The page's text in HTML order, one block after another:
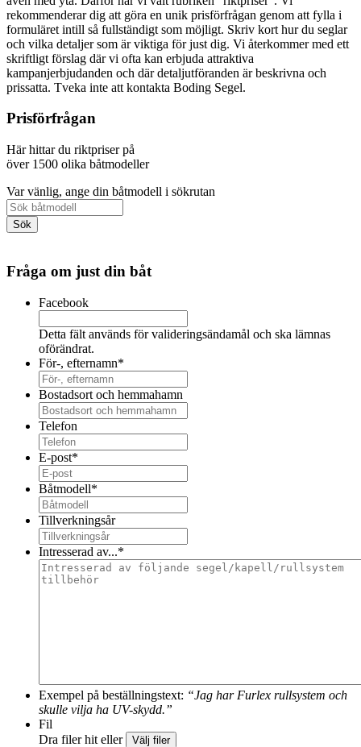
rekommenderar dig att göra en unik prisförfrågan genom att fylla i
formuläret intill så fullständigt som möjligt. Skriv kort hur du seglar
och vilka detaljer som är viktiga för just dig. Vi återkommer med ett
skriftligt förslag där vi ofta kan erbjuda attraktiva
kampanjerbjudanden och där detaljutföranden är beskrivna och
prissatta. Tveka inte att kontakta Boding Segel.
Prisförfrågan
Här hittar du riktpriser på
över 1500 olika båtmodeller
Var vänlig, ange din båtmodell i sökrutan
Fråga om just din båt
Facebook
Detta fält används för valideringsändamål och ska lämnas
oförändrat.
För-, efternamn*
Bostadsort och hemmahamn
Telefon
E-post*
Båtmodell*
Tillverkningsår
Intresserad av...*
Exempel på beställningstext: “Jag har Furlex rullsystem och
skulle vilja ha UV-skydd.”
Fil
Dra filer hit eller
Välj filer